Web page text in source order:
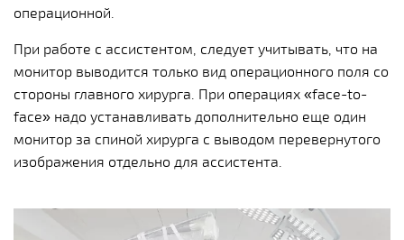
операционной.
При работе с ассистентом, следует учитывать, что на
монитор выводится только вид операционного поля со
стороны главного хирурга. При операциях «face-to-
face» надо устанавливать дополнительно еще один
монитор за спиной хирурга с выводом перевернутого
изображения отдельно для ассистента.